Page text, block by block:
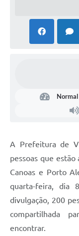
A Prefeitura de
pessoas que estão
Canoas e Porto
quarta-feira, dia
divulgação, 200
compartilhada
encontrar.